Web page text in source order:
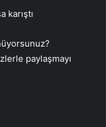
karıştı
paylaşmayı